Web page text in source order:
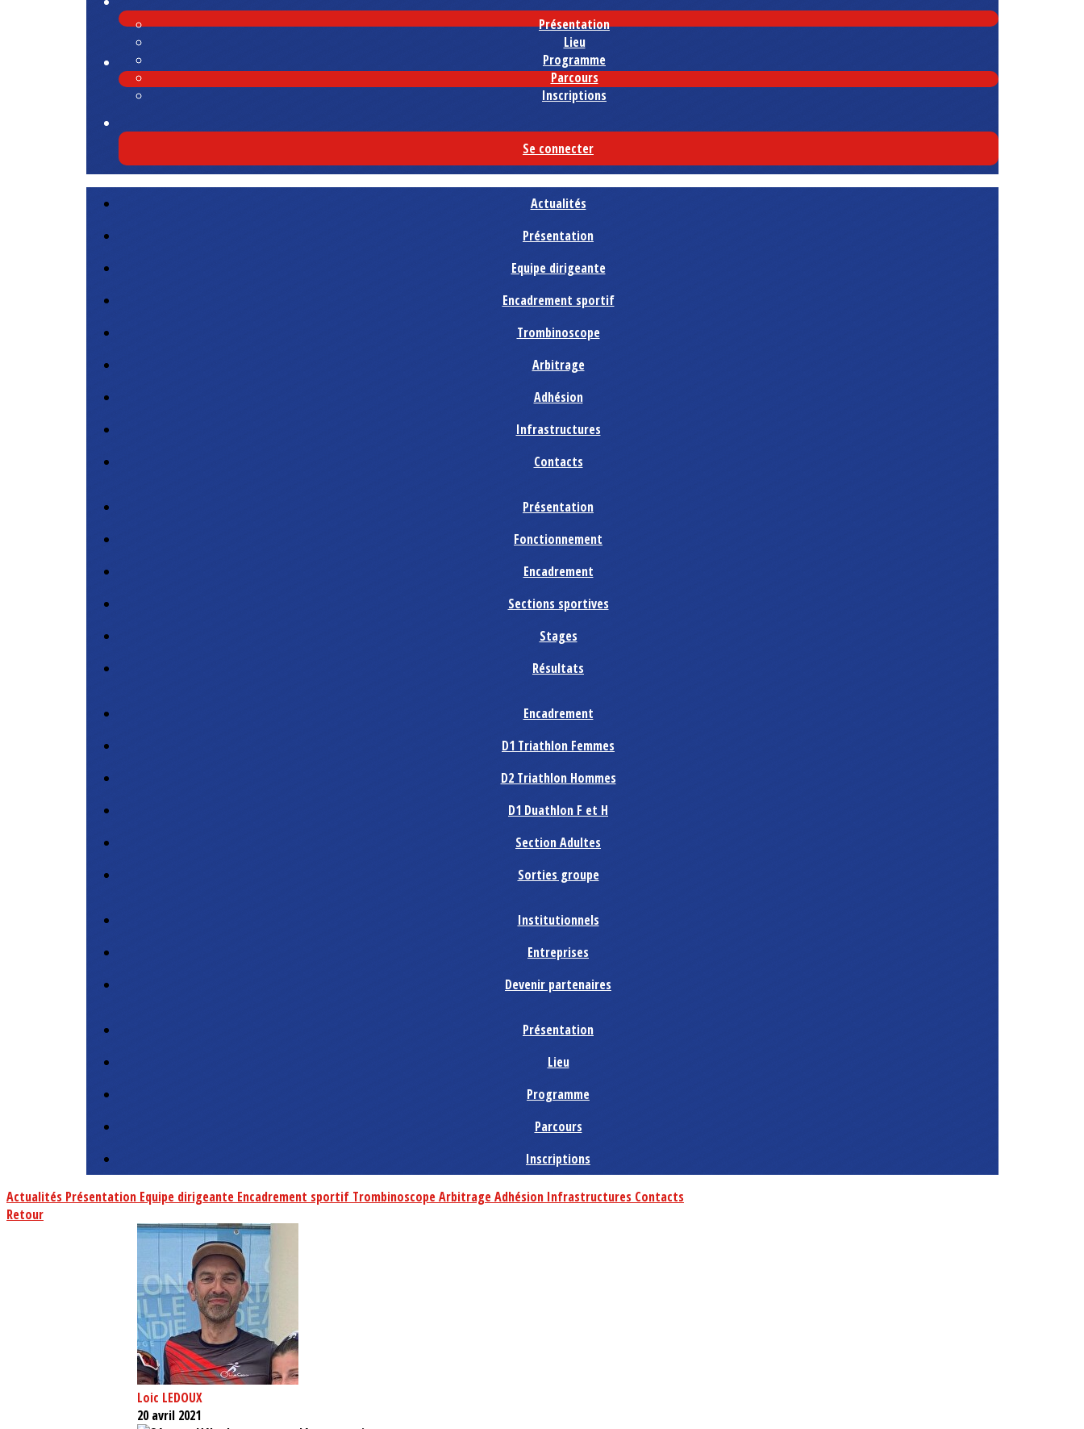
Présentation
Lieu
Programme
Parcours
Inscriptions
Se connecter
Actualités
Présentation
Equipe dirigeante
Encadrement sportif
Trombinoscope
Arbitrage
Adhésion
Infrastructures
Contacts
Présentation
Fonctionnement
Encadrement
Sections sportives
Stages
Résultats
Encadrement
D1 Triathlon Femmes
D2 Triathlon Hommes
D1 Duathlon F et H
Section Adultes
Sorties groupe
Institutionnels
Entreprises
Devenir partenaires
Présentation
Lieu
Programme
Parcours
Inscriptions
Actualités Présentation Equipe dirigeante Encadrement sportif TrombinoscopeArbitrageAdhésion Infrastructures Contacts
Retour
Loic LEDOUX
20 avril 2021